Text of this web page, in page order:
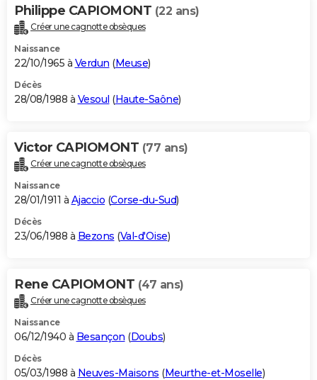
Philippe CAPIOMONT (22 ans)
Créer une cagnotte obsèques
Naissance
22/10/1965 à Verdun (Meuse)
Décès
28/08/1988 à Vesoul (Haute-Saône)
Victor CAPIOMONT (77 ans)
Créer une cagnotte obsèques
Naissance
28/01/1911 à Ajaccio (Corse-du-Sud)
Décès
23/06/1988 à Bezons (Val-d'Oise)
Rene CAPIOMONT (47 ans)
Créer une cagnotte obsèques
Naissance
06/12/1940 à Besançon (Doubs)
Décès
05/03/1988 à Neuves-Maisons (Meurthe-et-Moselle)